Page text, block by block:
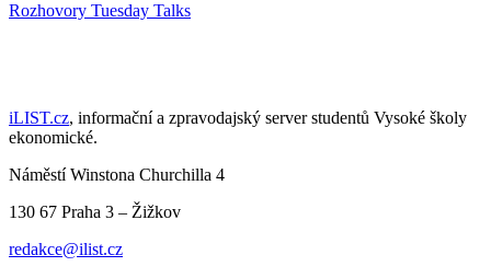
Rozhovory Tuesday Talks
iLIST.cz, informační a zpravodajský server studentů Vysoké školy
ekonomické.
Náměstí Winstona Churchilla 4
130 67 Praha 3 – Žižkov
redakce@ilist.cz